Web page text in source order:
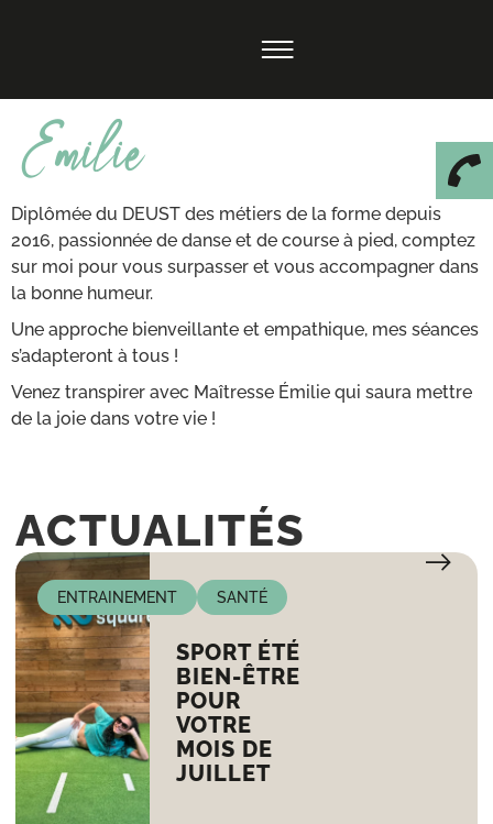
Emilie
Diplômée du DEUST des métiers de la forme depuis
2016, passionnée de danse et de course à pied, comptez
sur moi pour vous surpasser et vous accompagner dans
la bonne humeur.
Une approche bienveillante et empathique, mes séances
s’adapteront à tous !
Venez transpirer avec Maîtresse Émilie qui saura mettre
de la joie dans votre vie !
ACTUALITÉS
ENTRAINEMENT SANTÉ
SPORT ÉTÉ
BIEN-ÊTRE
POUR
VOTRE
MOIS DE
JUILLET